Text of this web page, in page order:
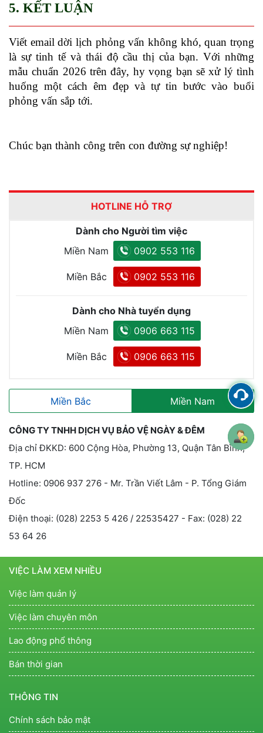
5. KẾT LUẬN
Viết email dời lịch phỏng vấn không khó, quan trọng
là sự tinh tế và thái độ cầu thị của bạn. Với những
mẫu chuẩn 2026 trên đây, hy vọng bạn sẽ xử lý tình
huống một cách êm đẹp và tự tin bước vào buổi
phỏng vấn sắp tới.
Chúc bạn thành công trên con đường sự nghiệp!
HOTLINE HỖ TRỢ
Dành cho Người tìm việc
Miền Nam
0902 553 116
Miền Bắc 0902 553 116
Dành cho Nhà tuyển dụng
Miền Nam
0906 663 115
Miền Bắc 0906 663 115
Miền Bắc Miền Nam
CÔNG TY TNHH DỊCH VỤ BẢO VỆ NGÀY & ĐÊM
Địa chỉ ĐKKD: 600 Cộng Hòa, Phường 13, Quận Tân Bình,
TP. HCM
Hotline: 0906 937 276 - Mr. Trần Viết Lâm - P. Tổng Giám
Đốc
Điện thoại: (028) 2253 5 426 / 22535427 - Fax: (028) 22
53 64 26
VIỆC LÀM XEM NHIỀU
Việc làm quản lý
Việc làm chuyên môn
Lao động phổ thông
Bán thời gian
THÔNG TIN
Chính sách bảo mật